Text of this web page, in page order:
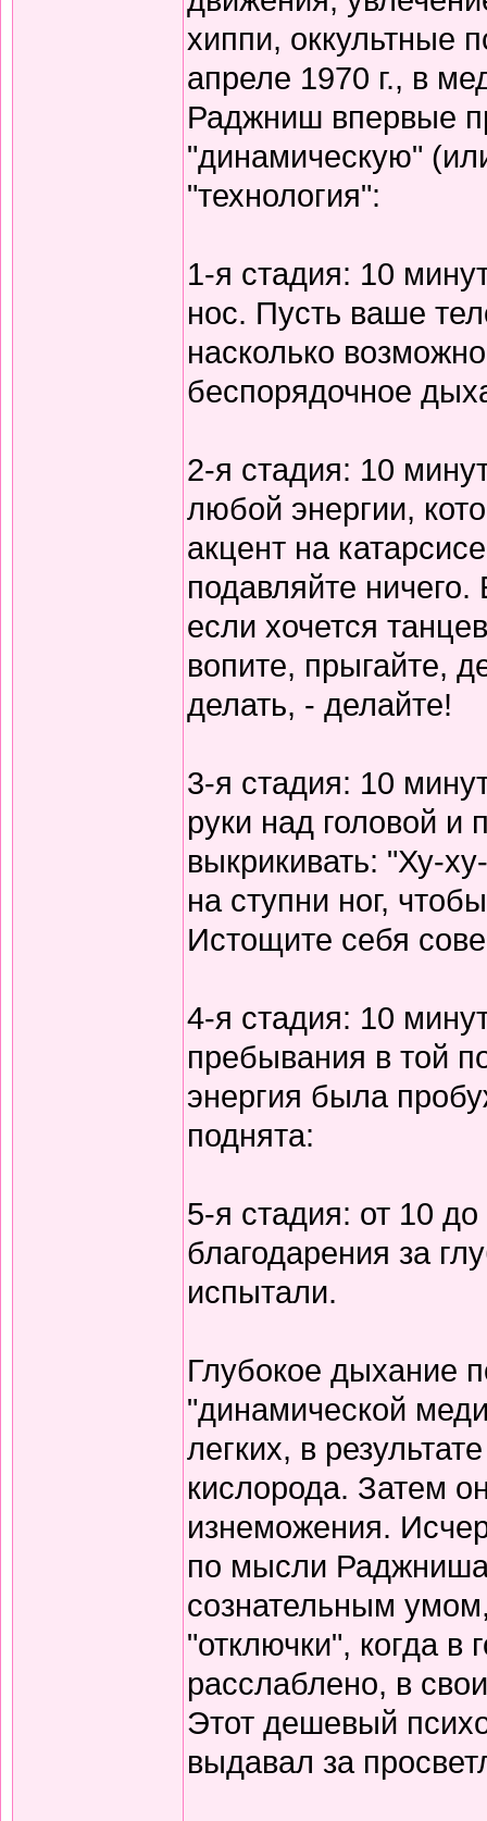
хиппи, оккультные
апреле 1970 г., в
Раджниш впервые
"динамическую"
"технология":
1-я стадия: 10
нос. Пусть ваше
насколько
беспорядочное
2-я стадия: 10
любой энергии,
акцент на
подавляйте
если хочется
вопите, прыгайте,
делать, - делайте!
3-я стадия: 10
руки над головой и
выкрикивать: "Ху-
на ступни ног,
Истощите себя
4-я стадия: 10
пребывания в той
энергия была
поднята:
5-я стадия: от 10
благодарения за
испытали.
Глубокое дыхание
"динамической
легких, в
кислорода. Затем
изнеможения.
по мысли
сознательным
"отключки", когда в
расслаблено, в
Этот дешевый
выдавал за